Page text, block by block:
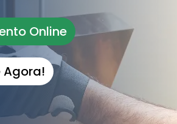
Online
Agora!